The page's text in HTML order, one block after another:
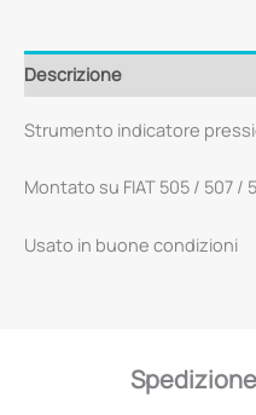
Descrizione
Strumento indicatore
Montato su FIAT 505 / 507 /
Usato in buone condizioni